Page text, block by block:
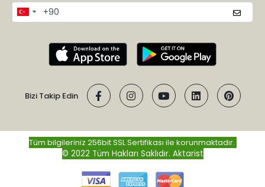
Bizi Takip Edin
Tüm bilgileriniz 256bit SSL Sertifikası ile korunmaktadır.
© 2022 Tüm Hakları Saklıdır. Aktarist